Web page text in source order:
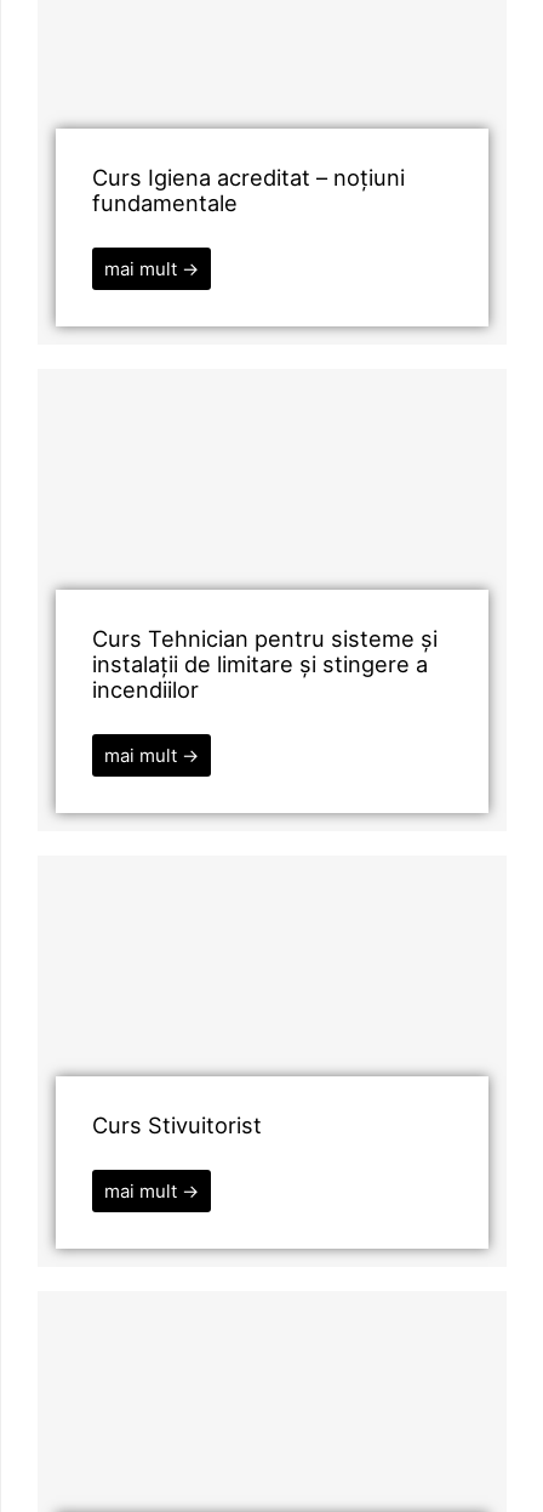
Curs Igiena acreditat – noțiuni
fundamentale
mai mult →
Curs Tehnician pentru sisteme și
instalații de limitare și stingere a
incendiilor
mai mult →
Curs Stivuitorist
mai mult →